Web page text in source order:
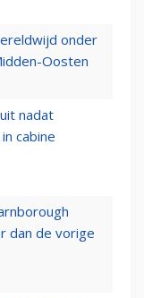
onder
Oosten
nadat
cabine
dan de vorige